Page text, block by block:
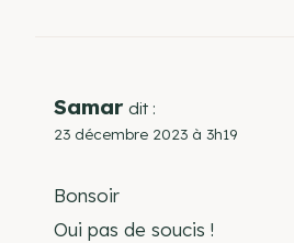
Samar dit :
23 décembre 2023 à 3h19
Bonsoir
Oui pas de soucis !